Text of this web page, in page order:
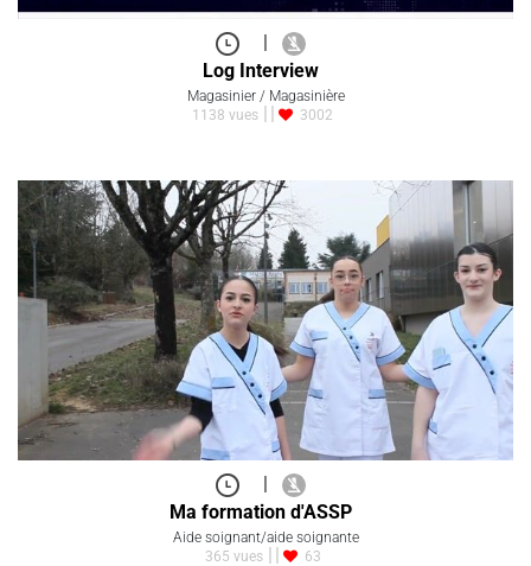
Log Interview
Magasinier / Magasinière
1138 vues
3002
|
Ma formation d'ASSP
Aide soignant/aide soignante
365 vues
63